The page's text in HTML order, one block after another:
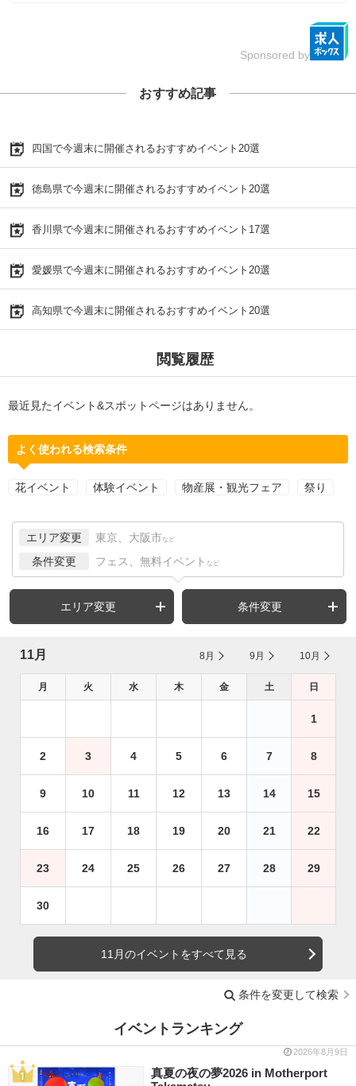
Sponsored by
おすすめ記事
四国で今週末に開催されるおすすめイベント20選
徳島県で今週末に開催されるおすすめイベント20選
香川県で今週末に開催されるおすすめイベント17選
愛媛県で今週末に開催されるおすすめイベント20選
高知県で今週末に開催されるおすすめイベント20選
閲覧履歴
最近見たイベント&スポットページはありません。
よく使われる検索条件
花イベント 体験イベント 物産展・観光フェア 祭り
エリア変更 東京、大阪市 など
条件変更 フェス、無料イベント など
エリア変更 条件変更
11月 8月 9月 10月
月 火 水 木 金 土 日
1
2 3 4 5 6 7 8
9 10 11 12 13 14 15
16 17 18 19 20 21 22
23 24 25 26 27 28 29
30
11月のイベントをすべて見る
条件を変更して検索
イベントランキング
2026年8月9日
真夏の夜の夢2026 in Motherport